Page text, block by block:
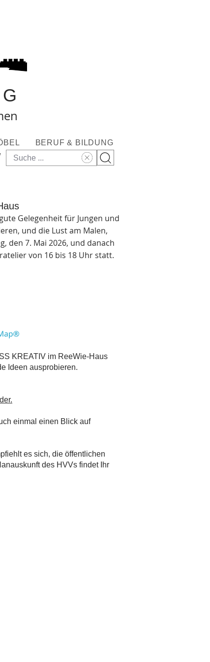
BERUF & BILDUNG
Gelegenheit für Jungen und
und die Lust am Malen,
den 7. Mai 2026, und danach
von 16 bis 18 Uhr statt.
KREATIV im ReeWie-Haus
Ideen ausprobieren.
.
einmal einen Blick auf
es sich, die öffentlichen
des HVVs findet Ihr